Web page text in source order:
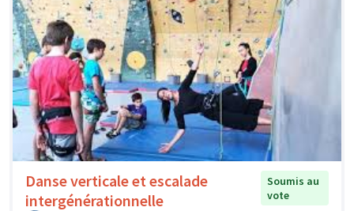
Danse verticale et escalade
intergénérationnelle
Soumis au
vote